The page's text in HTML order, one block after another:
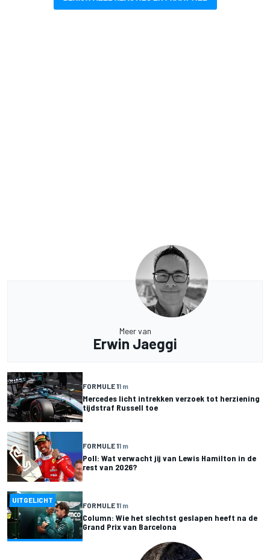
Meer van
Erwin Jaeggi
FORMULE 11 m
Mercedes licht intrekken verzoek tot herziening
tijdstraf Russell toe
FORMULE 11 m
Poll: Wat verwacht jij van Lewis Hamilton in de
rest van 2026?
UITGELICHT
FORMULE 11 m
Column: Wie het slechtst geslapen heeft na de
Grand Prix van Barcelona